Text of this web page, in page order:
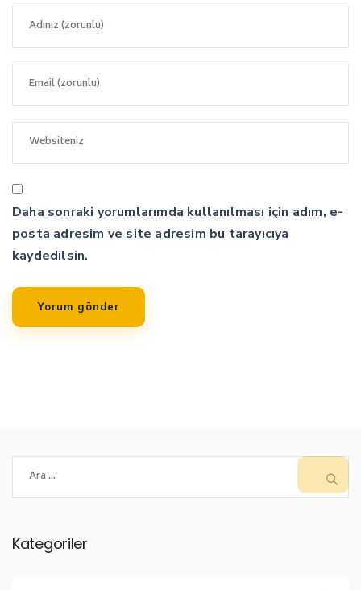
Daha sonraki yorumlarımda kullanılması için adım, e-
posta adresim ve site adresim bu tarayıcıya
kaydedilsin.
Kategoriler